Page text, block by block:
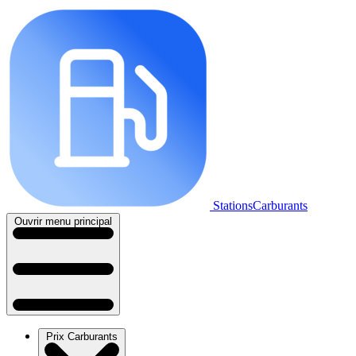
StationsCarburants
Ouvrir menu principal
Prix Carburants